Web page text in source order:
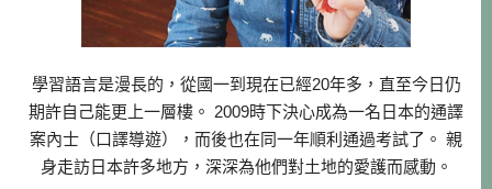
學習語言是漫長的，從國一到現在已經20年多，直至今日仍
期許自己能更上一層樓。 2009時下決心成為一名日本的通譯
案內士（口譯導遊），而後也在同一年順利通過考試了。 親
身走訪日本許多地方，深深為他們對土地的愛護而感動。